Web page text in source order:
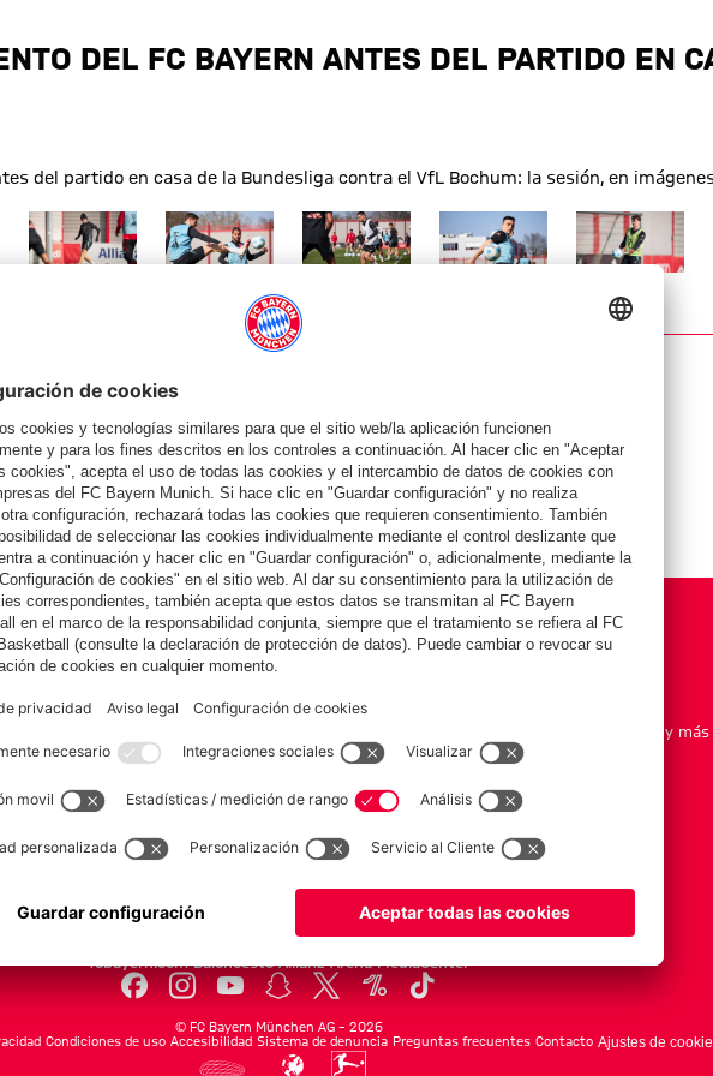
DEL FC BAYERN ANTES DEL PARTIDO EN
del partido en casa de la Bundesliga contra el VfL Bochum: la sesión, en
completo
Mostrar tamaño completoMostrar tamaño completoMostrar tamaño completoMostrar tamaño completo
Mostrar tamaño
VfL Bochum
COLABORADOR
Equipos
Esports
FC Bayern World Squad
Equipaciones y más
© FC Bayern München AG – 2026
Condiciones de uso Accesibilidad Sistema de denuncia Preguntas frecuentes Contacto Ajustes de